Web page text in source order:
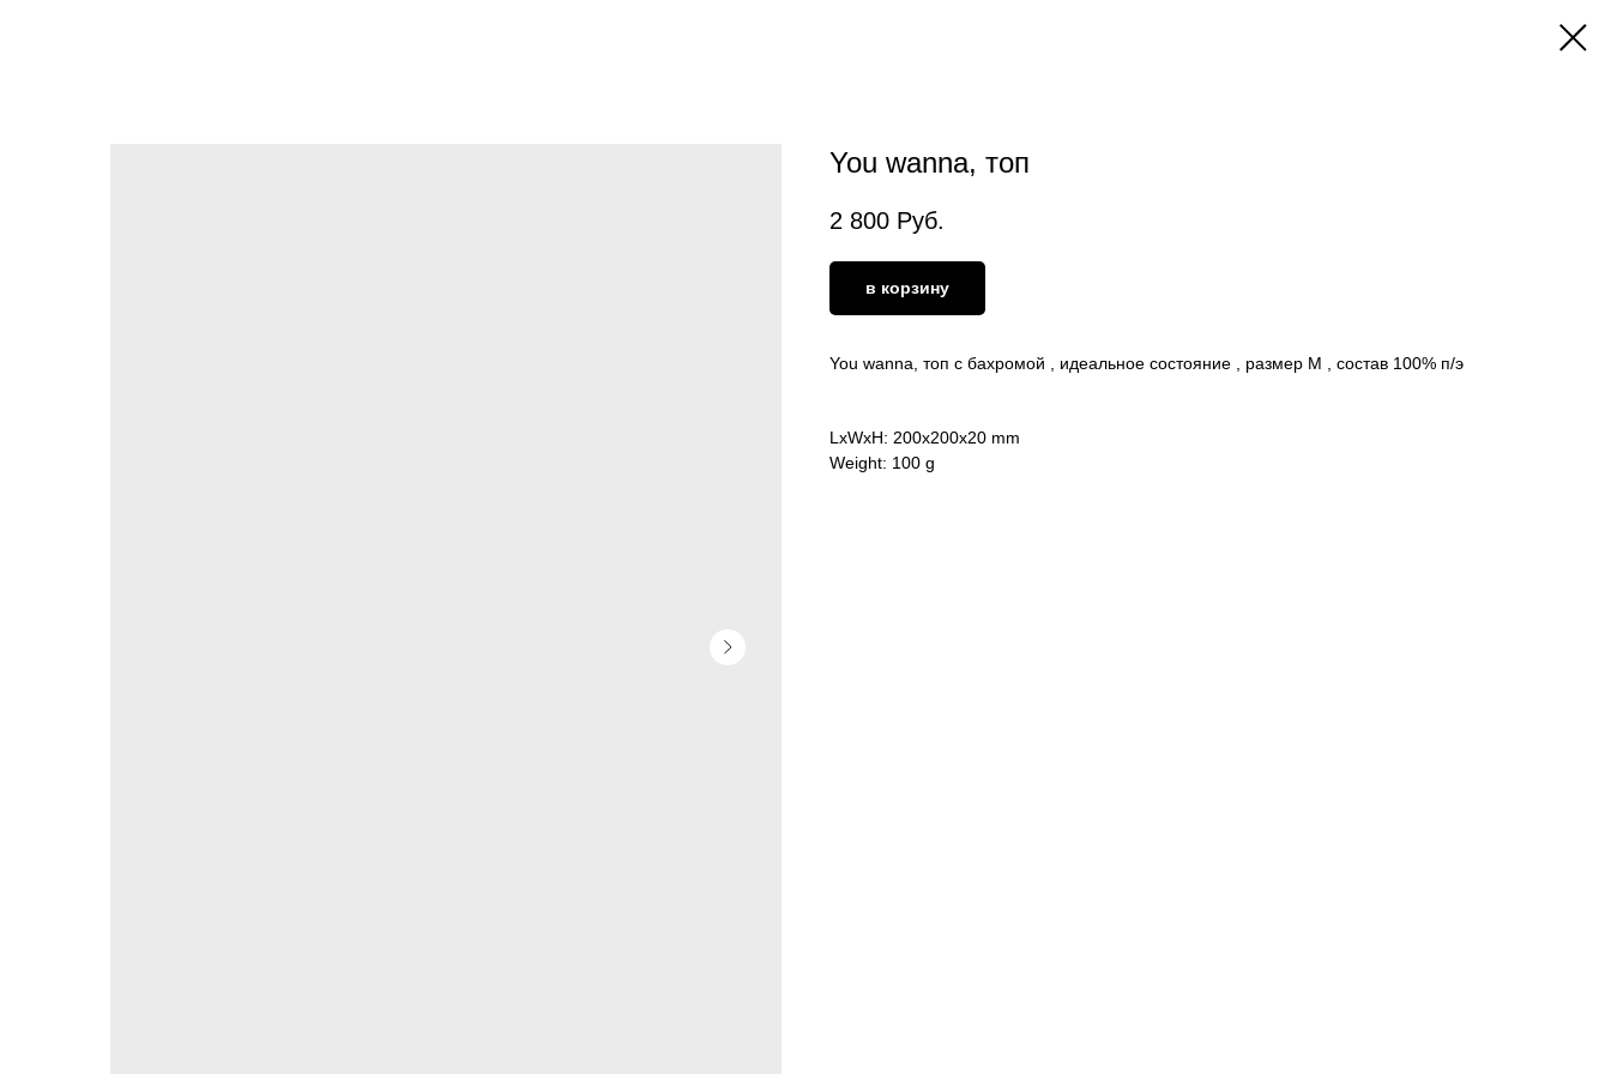
You wanna, топ
2 800 Руб.
в корзину
You wanna, топ с бахромой , идеальное состояние , размер М , состав 100% п/э
LxWxH: 200x200x20 mm
Weight: 100 g